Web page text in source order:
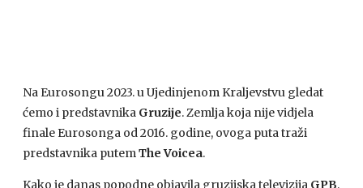
Na Eurosongu 2023. u Ujedinjenom Kraljevstvu gledat
ćemo i predstavnika Gruzije. Zemlja koja nije vidjela
finale Eurosonga od 2016. godine, ovoga puta traži
predstavnika putemThe Voicea.
Kako je danas popodne objavila gruzijska televizija GPB,